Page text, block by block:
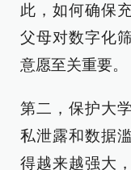
此，如何确保
父母对数字化
意愿至关重要。
第二，保护大
私泄露和数据
得越来越强大